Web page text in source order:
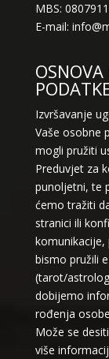
MBS:
E-mail:
OSNOVA
Izvršavanje
Vaše osobne
mogli pružiti
Preduvjet za
punoljetni, te
ćemo tražiti
stranici ili
komunikacije,
bismo pružili
(tarot/
dobijemo
rođenja
Može se
više